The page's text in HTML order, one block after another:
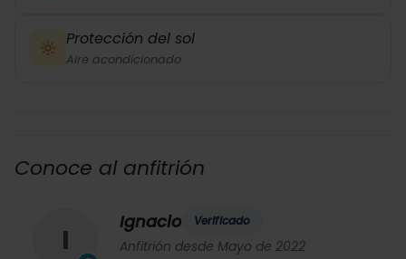
Protección del sol
Aire acondicionado
Conoce al anfitrión
I
Ignacio Verificado
Anfitrión desde Mayo de 2022